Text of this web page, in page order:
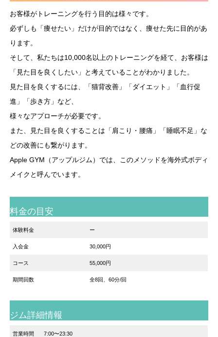
お客様がトレーニングを行う目的は様々です。
必ずしも「痩せたい」だけが目的ではなく、痩せた先に目的があ
ります。
そして、私たちは10,000名以上のトレーニングを経て、お客様は
「見た目を良くしたい」と考えていることがわかりました。
見た目を良くするには、「猫背改善」「ダイエット」「血行促
進」「歩き方」など、
様々なアプローチが必要です。
また、見た目を良くすることは「肩こり・腰痛」「睡眠不足」な
どの改善にも繋がります。
Apple GYM（アップルジム）では、このメソッドを海外式ボディ
メイクと呼んでいます。
料金の目安
体験料金 ー
入会金 30,000円
コース 55,000円
期間回数 全8回、60分/回
ジム詳細情報
営業時間 7:00〜23:30